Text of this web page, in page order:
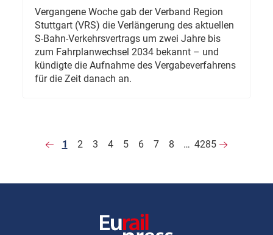
Vergangene Woche gab der Verband Region
Stuttgart (VRS) die Verlängerung des aktuellen
S-Bahn-Verkehrsvertrags um zwei Jahre bis
zum Fahrplanwechsel 2034 bekannt – und
kündigte die Aufnahme des Vergabeverfahrens
für die Zeit danach an.
1 2 3 4 5 6 7 8 … 4285